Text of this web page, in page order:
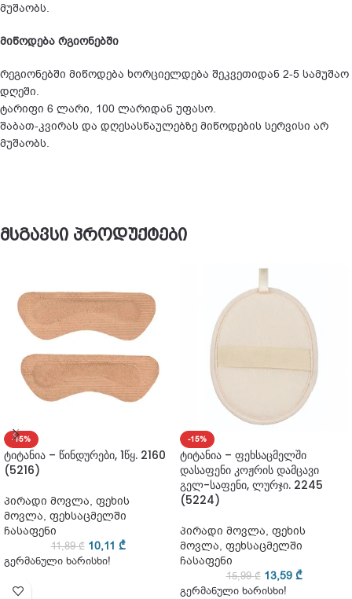
მუშაობს.
მიწოდება რგიონებში
რეგიონებში მიწოდება ხორციელდება შეკვეთიდან 2-5 სამუშაო
დღეში.
ტარიფი 6 ლარი, 100 ლარიდან უფასო.
შაბათ-კვირას და დღესასწაულებზე მიწოდების სერვისი არ
მუშაობს.
მსგავსი პროდუქტები
-15%
ტიტანია – წინდურები, 1წყ. 2160
(5216)
პირადი მოვლა, ფეხის
მოვლა, ფეხსაცმელში
ჩასაფენი
11,89₾ 10,11 ₾
გერმანული ხარისხი!
-15%
ტიტანია – ფეხსაცმელში
დასაფენი კოჟრის დამცავი
გელ-საფენი, ლურჯი. 2245
(5224)
პირადი მოვლა, ფეხის
მოვლა, ფეხსაცმელში
ჩასაფენი
15,99₾ 13,59 ₾
გერმანული ხარისხი!